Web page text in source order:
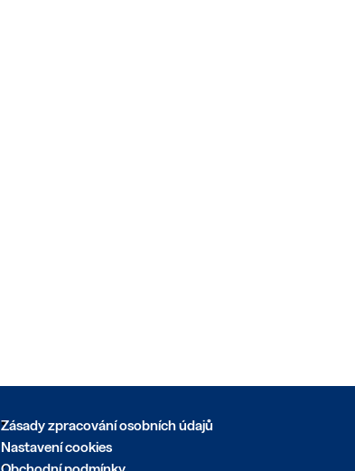
Zásady zpracování osobních údajů
Nastavení cookies